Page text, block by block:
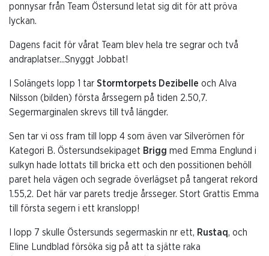
ponnysar från Team Östersund letat sig dit för att pröva
lyckan.
Dagens facit för vårat Team blev hela tre segrar och två
andraplatser...Snyggt Jobbat!
I Solängets lopp 1 tar Stormtorpets Dezibelle och Alva
Nilsson (bilden) första årssegern på tiden 2.50,7.
Segermarginalen skrevs till två längder.
Sen tar vi oss fram till lopp 4 som även var Silverörnen för
Kategori B. Östersundsekipaget Brigg med Emma Englund i
sulkyn hade lottats till bricka ett och den possitionen behöll
paret hela vägen och segrade överlägset på tangerat rekord
1.55,2. Det här var parets tredje årsseger. Stort Grattis Emma
till första segern i ett kranslopp!
I lopp 7 skulle Östersunds segermaskin nr ett, Rustaq, och
Eline Lundblad försöka sig på att ta sjätte raka